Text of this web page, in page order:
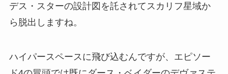
デス・スターの設計図を託されてスカリフ星域か
ら脱出しますね。
ハイパースペースに飛び込むんですが、エピソー